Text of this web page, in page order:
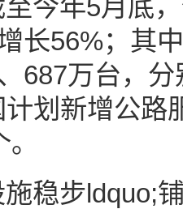
今年5月底
长56%；其
687万台，
划新增公路
稳步ldquo;